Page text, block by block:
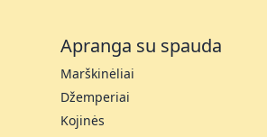
Apranga su spauda
Marškinėliai
Džemperiai
Kojinės